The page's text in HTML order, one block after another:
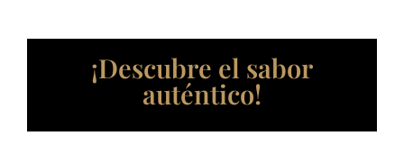
¡Descubre el sabor
auténtico!